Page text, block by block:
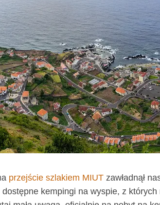
przejście szlakiem MIUT zawładnął
dostępne kempingi na wyspie, z